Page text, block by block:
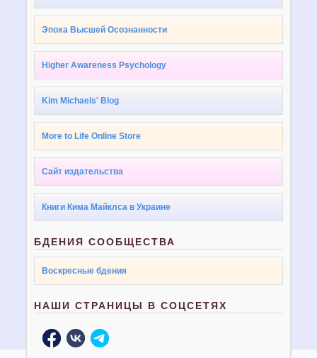
Эпоха Высшей Осознанности
Higher Awareness Psychology
Kim Michaels' Blog
More to Life Online Store
Сайт издательства
Книги Кима Майклса в Украине
БДЕНИЯ СООБЩЕСТВА
Воскресные бдения
НАШИ СТРАНИЦЫ В СОЦСЕТЯХ